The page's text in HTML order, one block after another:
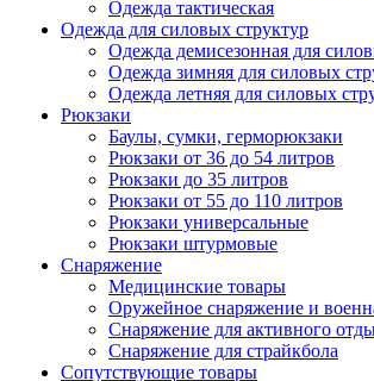
Одежда тактическая
Одежда для силовых структур
Одежда демисезонная для
Одежда зимняя для силовых
Одежда летняя для силовых
Рюкзаки
Баулы, сумки, герморюкзаки
Рюкзаки от 36 до 54 литров
Рюкзаки до 35 литров
Рюкзаки от 55 до 110 литров
Рюкзаки универсальные
Рюкзаки штурмовые
Снаряжение
Медицинские товары
Оружейное снаряжение и
Снаряжение для активного
Снаряжение для страйкбола
Сопутствующие товары